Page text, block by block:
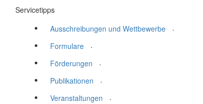
Servicetipps
Ausschreibungen und Wettbewerbe
.
Formulare
.
Förderungen
.
Publikationen
.
Veranstaltungen
.